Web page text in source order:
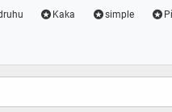
Kaka simple